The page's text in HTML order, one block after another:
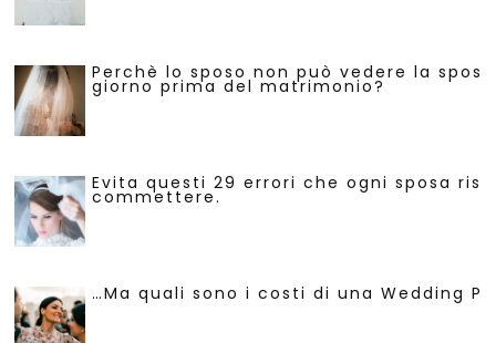
Perchè lo sposo non può vedere la
giorno prima del matrimonio?
Evita questi 29 errori che ogni sposa
commettere.
…Ma quali sono i costi di una Wedding